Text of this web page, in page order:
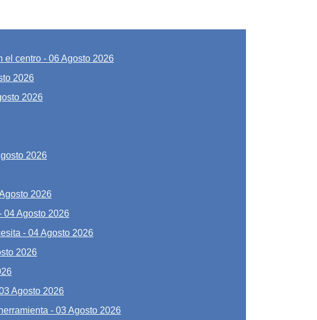
el centro - 06 Agosto 2026
2026
2026
2026
2026
04 Agosto 2026
- 04 Agosto 2026
2026
Agosto 2026
- 03 Agosto 2026